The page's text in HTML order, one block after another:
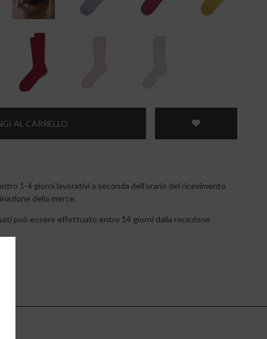
AL CARRELLO
1-4 giorni lavorativi a seconda dell’orario del ricevimento
della merce.
può essere effettuato entro 14 giorni dalla recezione